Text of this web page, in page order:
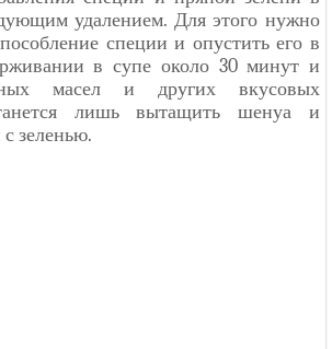
удалением. Для этого нужно
специи и опустить его в
в супе около 30 минут и
масел и других вкусовых
лишь вытащить шенуа и
зеленью.